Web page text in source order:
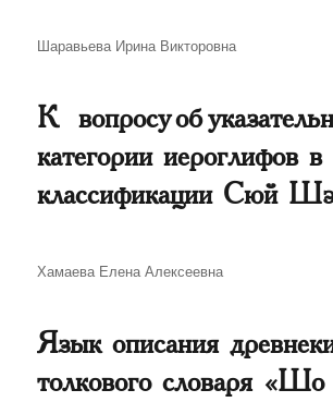
Автор
Шаравьева Ирина Викторовна
К вопросу об
категории иероглифов в
классификации Сюй
Автор
Хамаева Елена Алексеевна
Язык описания
толкового словаря «Шо